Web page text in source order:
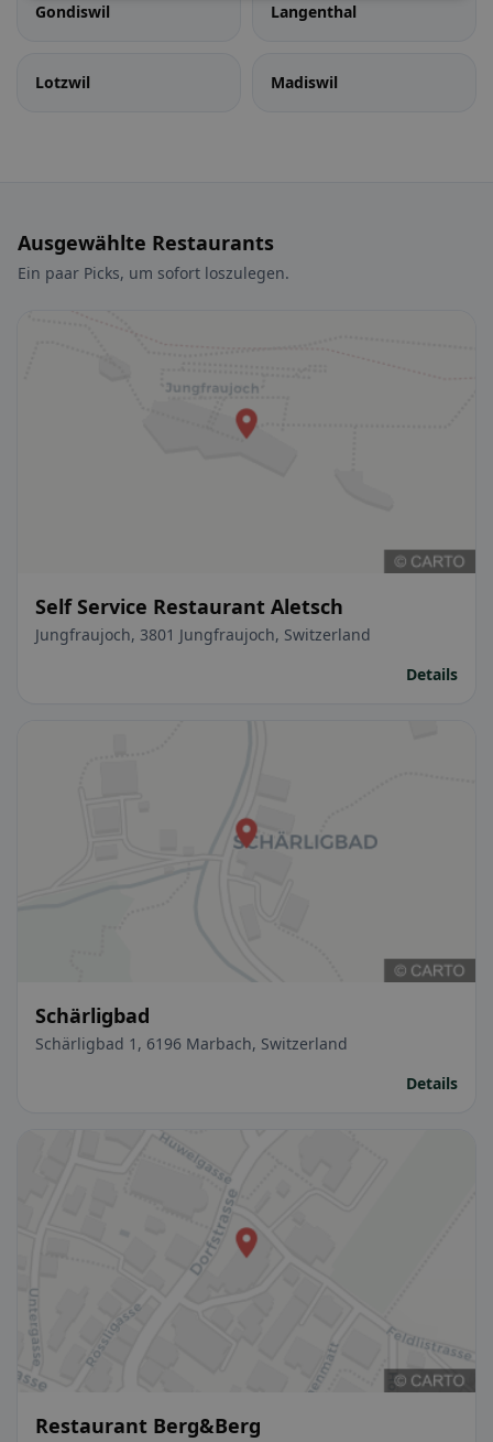
Gondiswil Langenthal
Lotzwil Madiswil
Ausgewählte Restaurants
Ein paar Picks, um sofort loszulegen.
Self Service Restaurant Aletsch
Jungfraujoch, 3801 Jungfraujoch, Switzerland
Details
Schärligbad
Schärligbad 1, 6196 Marbach, Switzerland
Details
Restaurant Berg&Berg